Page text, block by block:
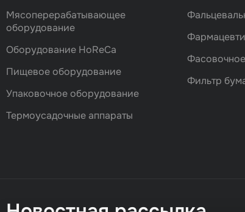
Мясоперерабатывающее
оборудование
Оборудование HoReCa
Пищевое оборудование
Упаковочное оборудование
Термоусадочные аппараты
Фильтр